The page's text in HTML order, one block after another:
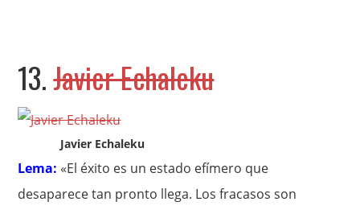
13.Javier Echaleku
Javier Echaleku
Lema: «El éxito es un estado efímero que
desaparece tan pronto llega. Los fracasos son